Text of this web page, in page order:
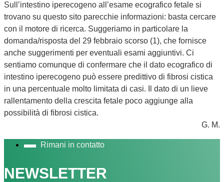
Sull’intestino iperecogeno all’esame ecografico fetale si
trovano su questo sito parecchie informazioni: basta cercare
con il motore di ricerca. Suggeriamo in particolare la
domanda/risposta del 29 febbraio scorso (1), che fornisce
anche suggerimenti per eventuali esami aggiuntivi. Ci
sentiamo comunque di confermare che il dato ecografico di
intestino iperecogeno può essere predittivo di fibrosi cistica
in una percentuale molto limitata di casi. Il dato di un lieve
rallentamento della crescita fetale poco aggiunge alla
possibilità di fibrosi cistica.
G. M.
Rimani in contatto
NEWSLETTER